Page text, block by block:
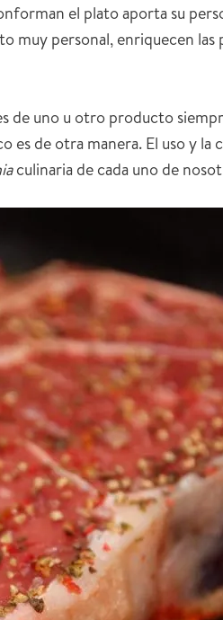
el plato aporta su
muy personal, enriquecen
de uno u otro producto
es de otra manera. El uso y
culinaria de cada uno de